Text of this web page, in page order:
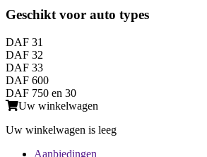
Geschikt voor auto types
DAF 31
DAF 32
DAF 33
DAF 600
DAF 750 en 30
Uw winkelwagen
Uw winkelwagen is leeg
Aanbiedingen